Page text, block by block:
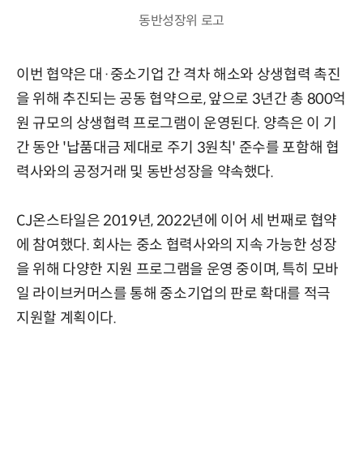
동반성장위 로고
이번 협약은 대·중소기업 간 격차 해소와 상생협력 촉진
을 위해 추진되는 공동 협약으로, 앞으로 3년간 총 800억
원 규모의 상생협력 프로그램이 운영된다. 양측은 이 기
간 동안 '납품대금 제대로 주기 3원칙' 준수를 포함해 협
력사와의 공정거래 및 동반성장을 약속했다.
CJ온스타일은 2019년, 2022년에 이어 세 번째로 협약
에 참여했다. 회사는 중소 협력사와의 지속 가능한 성장
을 위해 다양한 지원 프로그램을 운영 중이며, 특히 모바
일 라이브커머스를 통해 중소기업의 판로 확대를 적극
지원할 계획이다.